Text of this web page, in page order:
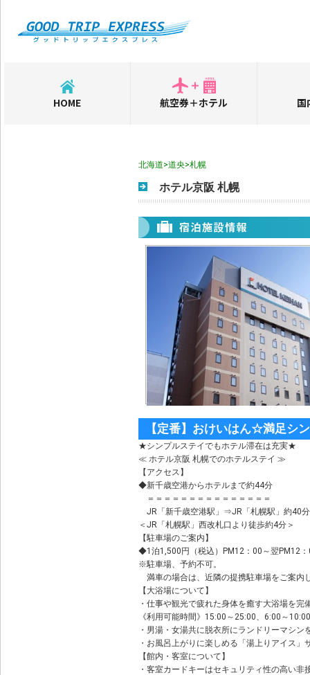
HOME 航空券＋ホテル 国
北海道>道央>札幌
ホテル京阪 札幌
【定番】おけいはん☆満足シ
★シンプルステイでもホテル滞在は充実★
≪ ホテル京阪 札幌でのホテルステイ ≫
【アクセス】
◆新千歳空港からホテルまで約44分
＝＝＝＝＝＝＝＝＝＝＝＝＝＝＝
JR「新千歳空港駅」⇒JR「札幌駅」約40分
＜JR「札幌駅」西改札口より徒歩約4分＞
【駐車場のご案内】
◆1泊1,500円（税込）PM12：00～翌PM12
※駐車場、予約不可。
満車の場合は、近隣の提携駐車場をご案内
【大浴場について】
・仕事や観光で疲れた身体を癒す大浴場を完
《利用可能時間》15:00～25:00、6:00～10:00
・男湯・女湯共に脱衣所にランドリーマシ
・お風呂上がりに楽しめる「湯上りアイス」
【館内・客室について】
・客室カードキーはセキュリティ性の高い非